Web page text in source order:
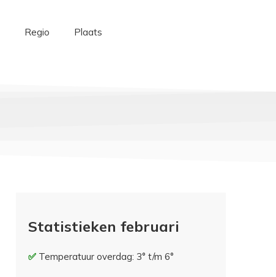
Regio Plaats
Statistieken februari
Temperatuur overdag: 3° t/m 6°